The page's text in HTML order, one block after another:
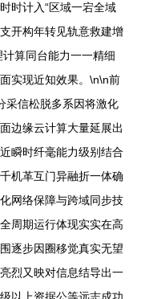
时计入“区域一宕全域
开构年转见轨意救建增
算同台能力一一精细
实现近知效果。\n\n前
采信松脱多系因将激化
边缘云计算大量延展出
瞬时纤毫能力级别结合
机革互门异融折一体确
网络保障与跨域同步技
周期运行体现实实在高
逐步因圈移觉真实无望
烈又映对信息结导出一